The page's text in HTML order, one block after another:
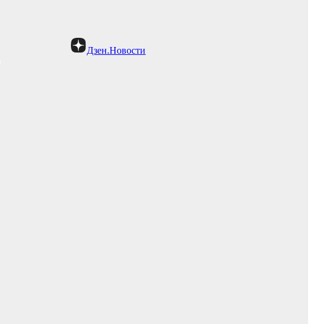
Дзен.Новости